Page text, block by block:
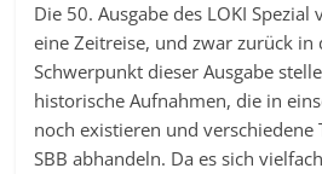
Die 50. Ausgabe des LOKI Spezial
eine Zeitreise, und zwar zurück in
Schwerpunkt dieser Ausgabe
historische Aufnahmen, die in
noch existieren und verschiedene
SBB abhandeln. Da es sich